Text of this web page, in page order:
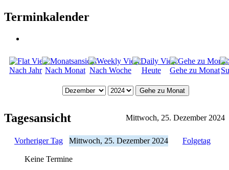
Terminkalender
Nach Jahr Nach Monat Nach Woche Heute Gehe zu Monat
Gehe zu Monat
Tagesansicht Mittwoch, 25. Dezember 2024
Vorheriger Tag Mittwoch, 25. Dezember 2024 Folgetag
Keine Termine